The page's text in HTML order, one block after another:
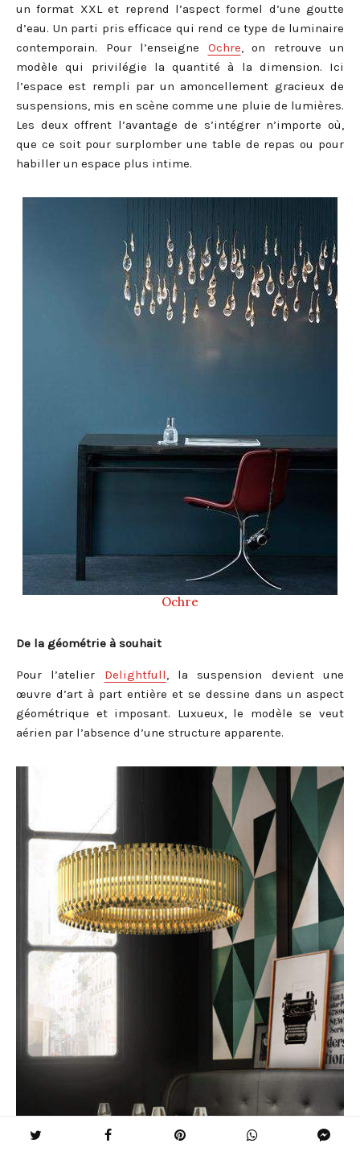
un format XXL et reprend l’aspect formel d’une goutte
d’eau. Un parti pris efficace qui rend ce type de luminaire
contemporain. Pour l’enseigne Ochre, on retrouve un
modèle qui privilégie la quantité à la dimension. Ici
l’espace est rempli par un amoncellement gracieux de
suspensions, mis en scène comme une pluie de lumières.
Les deux offrent l’avantage de s’intégrer n’importe où,
que ce soit pour surplomber une table de repas ou pour
habiller un espace plus intime.
Ochre
De la géométrie à souhait
Pour l’atelier Delightfull, la suspension devient une
œuvre d’art à part entière et se dessine dans un aspect
géométrique et imposant. Luxueux, le modèle se veut
aérien par l’absence d’une structure apparente.